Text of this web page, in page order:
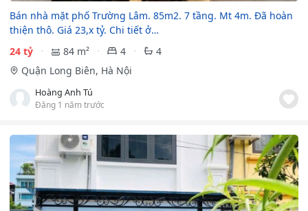
Bán nhà mặt phố Trường Lâm. 85m2. 7 tầng. Mt 4m. Đã hoàn
thiện thô. Giá 23,x tỷ. Chi tiết ở…
24 tỷ
84 m² 4
4
Quận Long Biên, Hà Nội
Hoàng Anh Tú
Đăng 1 năm trước